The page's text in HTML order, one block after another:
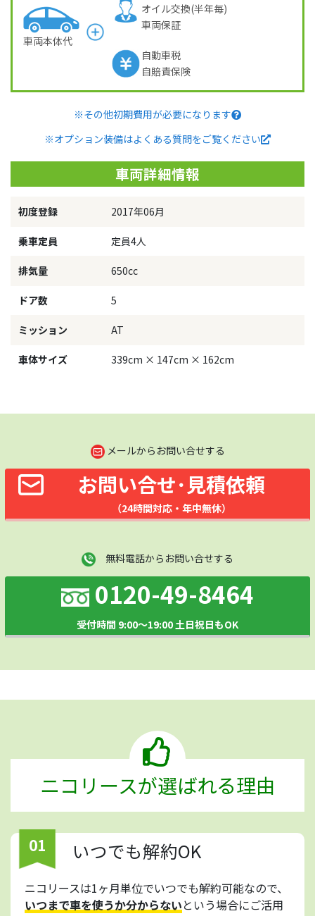
車両本体代
オイル交換(半年毎)
車両保証
自動車税
自賠責保険
※その他初期費用が必要になります
※オプション装備はよくある質問をご覧ください
車両詳細情報
初度登録 2017年06月
乗車定員 定員4人
排気量 650cc
ドア数 5
ミッション AT
車体サイズ 339cm × 147cm × 162cm
メールからお問い合せする
お問い合せ･見積依頼
（24時間対応・年中無休）
無料電話からお問い合せする
0120-49-8464
受付時間 9:00～19:00 土日祝日もOK
ニコリースが選ばれる理由
01 いつでも解約OK
ニコリースは1ヶ月単位でいつでも解約可能なので、
いつまで車を使うか分からないという場合にご活用